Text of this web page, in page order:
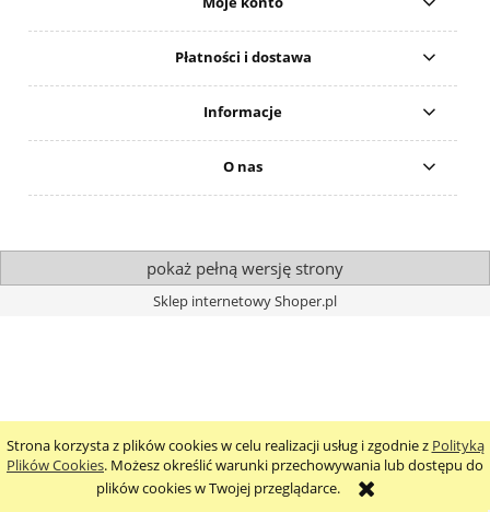
Strona korzysta z plików cookies w celu realizacji usług i zgodnie z Polityką
Plików Cookies. Możesz określić warunki przechowywania lub dostępu do
plików cookies w Twojej przeglądarce.
Płatności i dostawa
Informacje
O nas
pokaż pełną wersję strony
Sklep internetowy Shoper.pl